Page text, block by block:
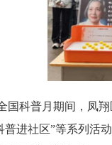
国科普月期间，凤
普进社区”等系列活